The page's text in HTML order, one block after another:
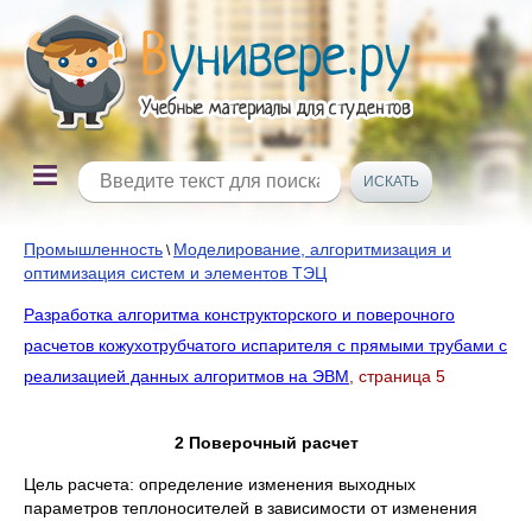
Промышленность \ Моделирование, алгоритмизация и
оптимизация систем и элементов ТЭЦ
Разработка алгоритма конструкторского и поверочного
расчетов кожухотрубчатого испарителя с прямыми трубами с
реализацией данных алгоритмов на ЭВМ , страница 5
2 Поверочный расчет
Цель расчета: определение изменения выходных
параметров теплоносителей в зависимости от изменения